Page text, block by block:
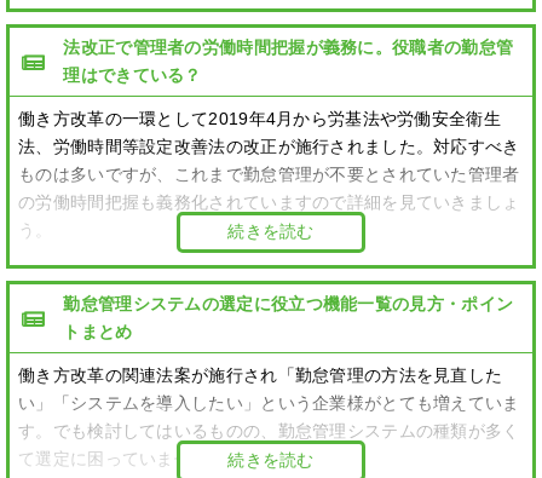
法改正で管理者の労働時間把握が義務に。役職者の勤怠管
理はできている？
働き方改革の一環として2019年4月から労基法や労働安全衛生
法、労働時間等設定改善法の改正が施行されました。対応すべき
ものは多いですが、これまで勤怠管理が不要とされていた管理者
の労働時間把握も義務化されていますので詳細を見ていきましょ
う。
続きを読む
勤怠管理システムの選定に役立つ機能一覧の見方・ポイン
トまとめ
働き方改革の関連法案が施行され「勤怠管理の方法を見直した
い」「システムを導入したい」という企業様がとても増えていま
す。でも検討してはいるものの、勤怠管理システムの種類が多く
て選定に困っていませんか？続きを読む